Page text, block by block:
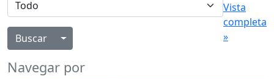
Alternar menú desplegable
Vista
completa
»
Navegar por